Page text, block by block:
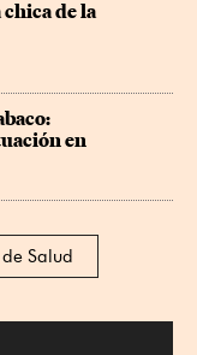
chica de la
en
Salud